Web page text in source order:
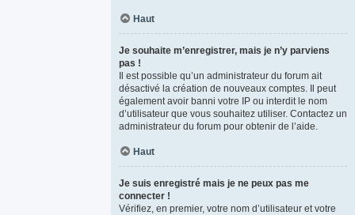
Haut
Je souhaite m’enregistrer, mais je n’y parviens
pas !
Il est possible qu’un administrateur du forum ait
désactivé la création de nouveaux comptes. Il peut
également avoir banni votre IP ou interdit le nom
d’utilisateur que vous souhaitez utiliser. Contactez un
administrateur du forum pour obtenir de l’aide.
Haut
Je suis enregistré mais je ne peux pas me
connecter !
Vérifiez, en premier, votre nom d’utilisateur et votre